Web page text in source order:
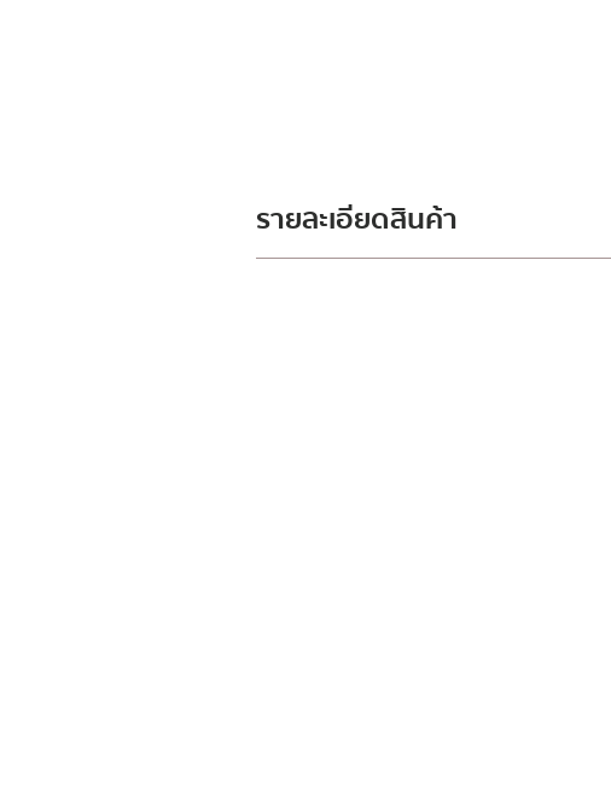
รายละเอียดสินค้า